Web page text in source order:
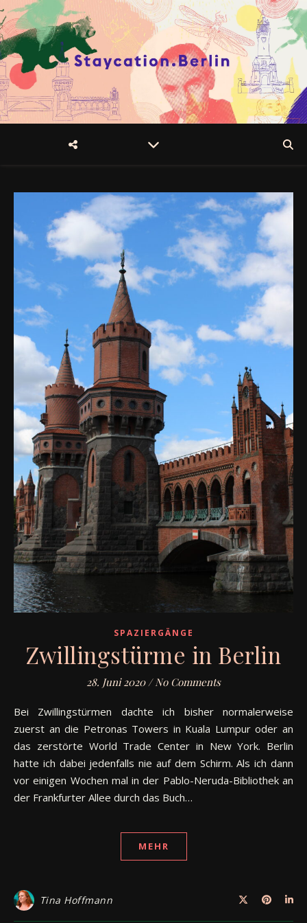
SPAZIERGÄNGE
Zwillingstürme in Berlin
28. Juni 2020 / No Comments
Bei Zwillingstürmen dachte ich bisher normalerweise
zuerst an die Petronas Towers in Kuala Lumpur oder an
das zerstörte World Trade Center in New York. Berlin
hatte ich dabei jedenfalls nie auf dem Schirm. Als ich dann
vor einigen Wochen mal in der Pablo-Neruda-Bibliothek an
der Frankfurter Allee durch das Buch…
MEHR
Tina Hoffmann